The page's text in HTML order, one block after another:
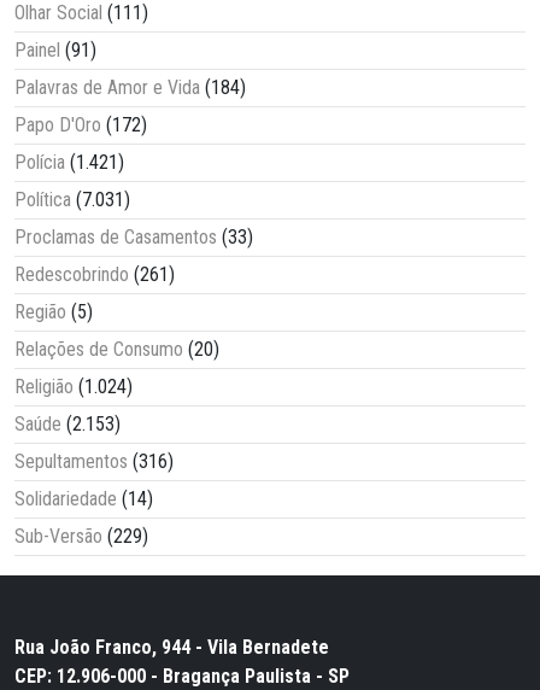
Olhar Social (111)
Painel (91)
Palavras de Amor e Vida (184)
Papo D'Oro (172)
Polícia (1.421)
Política (7.031)
Proclamas de Casamentos (33)
Redescobrindo (261)
Região (5)
Relações de Consumo (20)
Religião (1.024)
Saúde (2.153)
Sepultamentos (316)
Solidariedade (14)
Sub-Versão (229)
Rua João Franco, 944 - Vila Bernadete
CEP: 12.906-000 - Bragança Paulista - SP